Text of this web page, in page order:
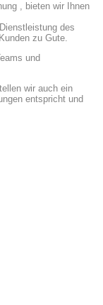
, bieten wir Ihnen
des
zu Gute.
und
wir auch ein
entspricht und